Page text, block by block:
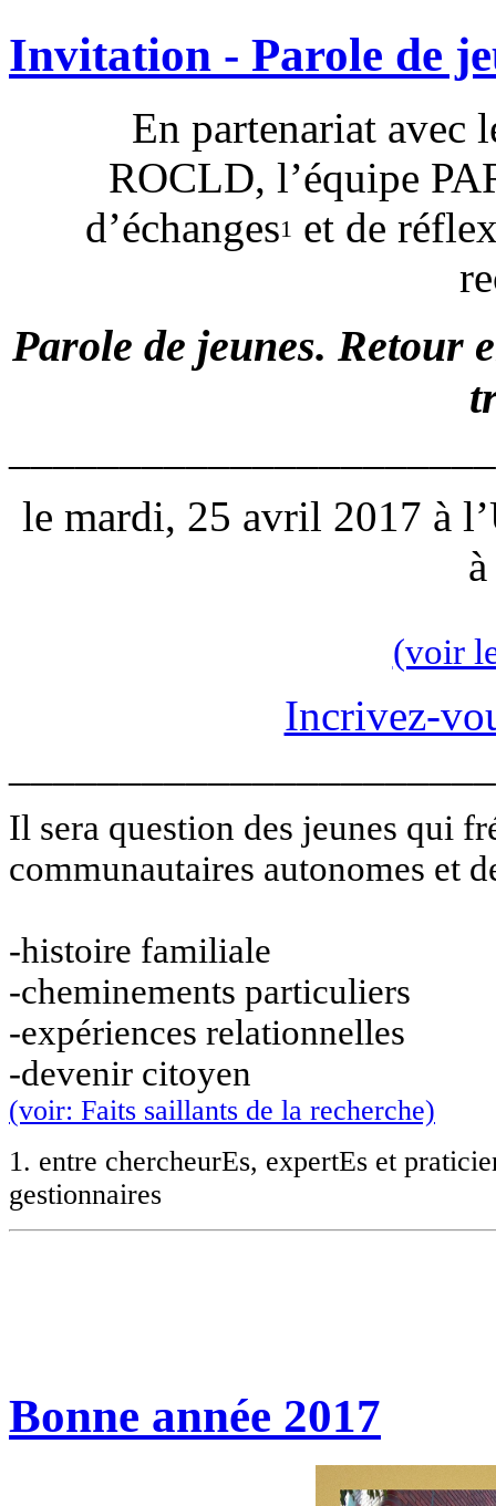
Invitation - Parole de
En partenariat avec
ROCLD, l’équipe
d’échanges1 et de
Parole de jeunes. Retour
le mardi, 25 avril 2017 à
(voir
Incrivez-
Il sera question des jeunes qui
communautaires autonomes et
-histoire familiale
-cheminements particuliers
-expériences relationnelles
-devenir citoyen
(voir: Faits saillants de la recherche)
1. entre chercheurEs, expertEs et
gestionnaires
Bonne année 2017